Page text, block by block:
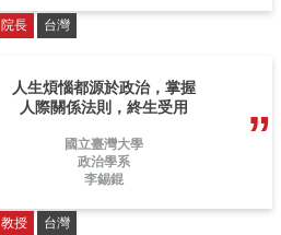
院長 台灣
人生煩惱都源於政治，掌握
人際關係法則，終生受用
國立臺灣大學
政治學系
李錫錕
教授 台灣